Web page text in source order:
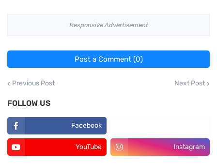
Responsive Advertisement
Post a Comment (0)
Previous Post Next Post
FOLLOW US
Facebook
YouTube Instagram